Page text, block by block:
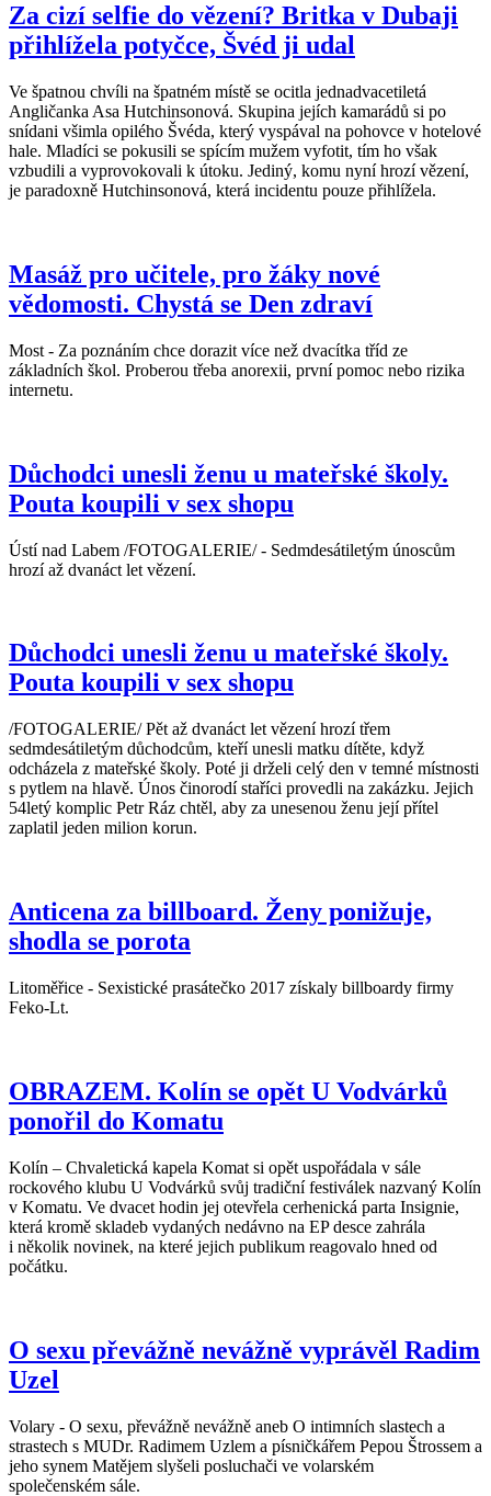
Za cizí selfie do vězení? Britka v Dubaji
přihlížela potyčce, Švéd ji udal
Ve špatnou chvíli na špatném místě se ocitla jednadvacetiletá
Angličanka Asa Hutchinsonová. Skupina jejích kamarádů si po
snídani všimla opilého Švéda, který vyspával na pohovce v hotelové
hale. Mladíci se pokusili se spícím mužem vyfotit, tím ho však
vzbudili a vyprovokovali k útoku. Jediný, komu nyní hrozí vězení,
je paradoxně Hutchinsonová, která incidentu pouze přihlížela.
Masáž pro učitele, pro žáky nové
vědomosti. Chystá se Den zdraví
Most - Za poznáním chce dorazit více než dvacítka tříd ze
základních škol. Proberou třeba anorexii, první pomoc nebo rizika
internetu.
Důchodci unesli ženu u mateřské školy.
Pouta koupili v sex shopu
Ústí nad Labem /FOTOGALERIE/ - Sedmdesátiletým únoscům
hrozí až dvanáct let vězení.
Důchodci unesli ženu u mateřské školy.
Pouta koupili v sex shopu
/FOTOGALERIE/ Pět až dvanáct let vězení hrozí třem
sedmdesátiletým důchodcům, kteří unesli matku dítěte, když
odcházela z mateřské školy. Poté ji drželi celý den v temné místnosti
s pytlem na hlavě. Únos činorodí staříci provedli na zakázku. Jejich
54letý komplic Petr Ráz chtěl, aby za unesenou ženu její přítel
zaplatil jeden milion korun.
Anticena za billboard. Ženy ponižuje,
shodla se porota
Litoměřice - Sexistické prasátečko 2017 získaly billboardy firmy
Feko-Lt.
OBRAZEM. Kolín se opět U Vodvárků
ponořil do Komatu
Kolín – Chvaletická kapela Komat si opět uspořádala v sále
rockového klubu U Vodvárků svůj tradiční festiválek nazvaný Kolín
v Komatu. Ve dvacet hodin jej otevřela cerhenická parta Insignie,
která kromě skladeb vydaných nedávno na EP desce zahrála
i několik novinek, na které jejich publikum reagovalo hned od
počátku.
O sexu převážně nevážně vyprávěl Radim
Uzel
Volary - O sexu, převážně nevážně aneb O intimních slastech a
strastech s MUDr. Radimem Uzlem a písničkářem Pepou Štrossem a
jeho synem Matějem slyšeli posluchači ve volarském
společenském sále.